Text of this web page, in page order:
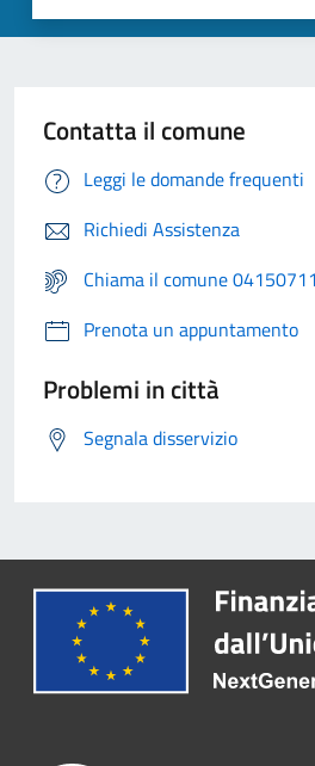
Contatta il comune
Leggi le domande frequenti
Richiedi Assistenza
Chiama il comune
Prenota un appuntamento
Problemi in città
Segnala disservizio